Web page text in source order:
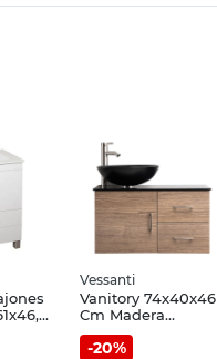
Vessanti
Vanitory 74x40x46
Cm Madera
Natural y Negro
Milán Vessanti
-20%